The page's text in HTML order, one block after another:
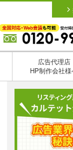
広告代理店
HP制作会社